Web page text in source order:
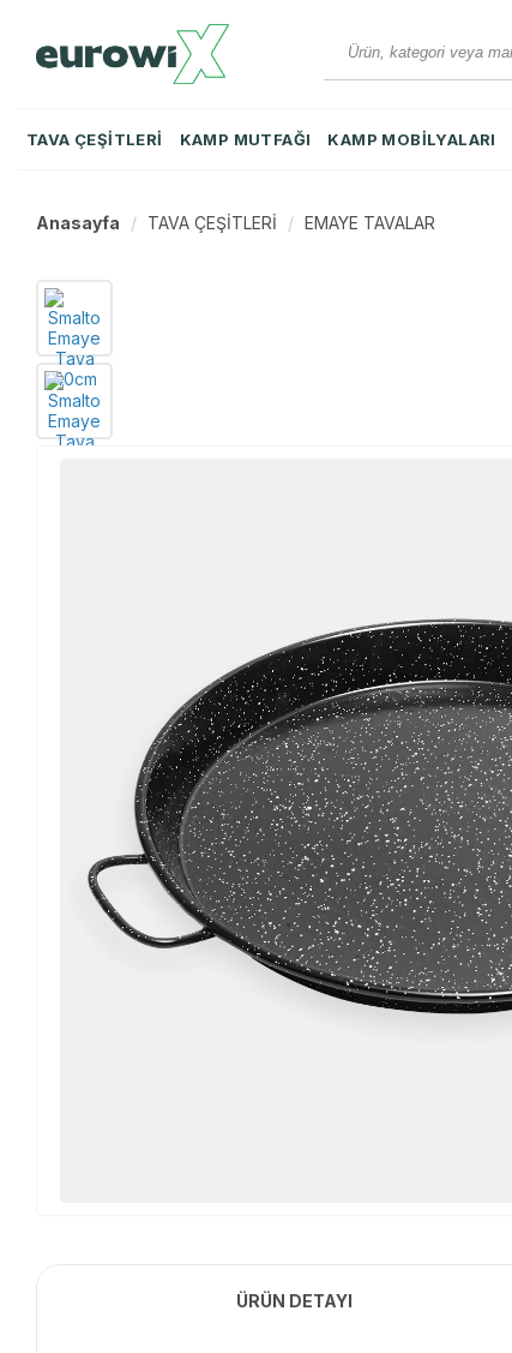
TAVA ÇEŞİTLERİ KAMP MUTFAĞI KAMP MOBİLYALARI
Anasayfa TAVA ÇEŞİTLERİ EMAYE TAVALAR
ÜRÜN DETAYI